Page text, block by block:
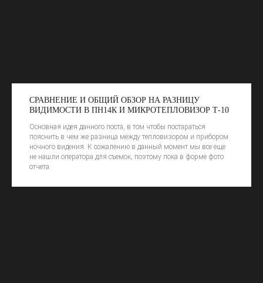
СРАВНЕНИЕ И ОБЩИЙ ОБЗОР НА РАЗНИЦУ
ВИДИМОСТИ В ПН14К И МИКРОТЕПЛОВИЗОР Т-10
Основная идея данного поста, в том чтобы постараться
пояснить в чем же разница между тепловизором и прибором
ночного видения. К сожалению в данный момент мы все еще
не нашли оператора для съемок, поэтому пока в форме фото
отчета.